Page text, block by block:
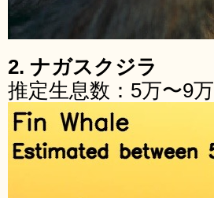
2. ナガスクジラ
推定生息数：5万〜9万